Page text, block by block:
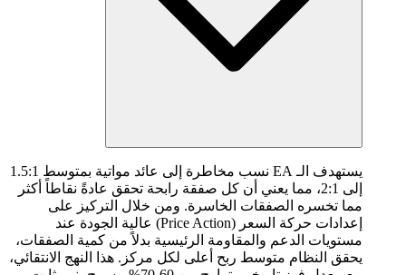
يستهدف الـ EA نسب مخاطرة إلى عائد مواتية بمتوسط 1.5:1
إلى 2:1، مما يعني أن كل صفقة رابحة تحقق عادةً نقاطاً أكثر
مما تخسره الصفقات الخاسرة. ومن خلال التركيز على
إعدادات حركة السعر (Price Action) عالية الجودة عند
مستويات الدعم والمقاومة الرئيسية بدلاً من كمية الصفقات،
يحقق النظام متوسط ربح أعلى لكل مركز. هذا النهج الانتقائي،